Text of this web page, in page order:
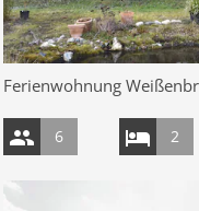
Ferienwohnung
6 2